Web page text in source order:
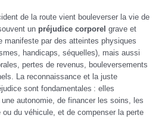
de la route vient bouleverser la vie de
un préjudice corporel grave et
manifeste par des atteintes physiques
handicaps, séquelles), mais aussi
pertes de revenus, bouleversements
La reconnaissance et la juste
sont fondamentales : elles
autonomie, de financer les soins, les
du véhicule, et de compenser la perte